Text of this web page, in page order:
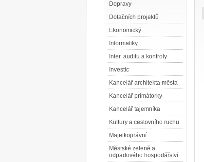
Dopravy
Dotačních projektů
Ekonomický
Informatiky
Inter. auditu a kontroly
Investic
Kancelář architekta města
Kancelář primátorky
Kancelář tajemníka
Kultury a cestovního ruchu
Majetkoprávní
Městské zeleně a
odpadového hospodářství